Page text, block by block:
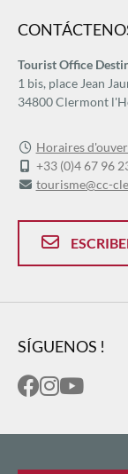
Tourist Office
1 bis, place Jean
34800 Clermont
Horaires
+33 (0)4 67 96
tourisme@cc-
SÍGUENOS !